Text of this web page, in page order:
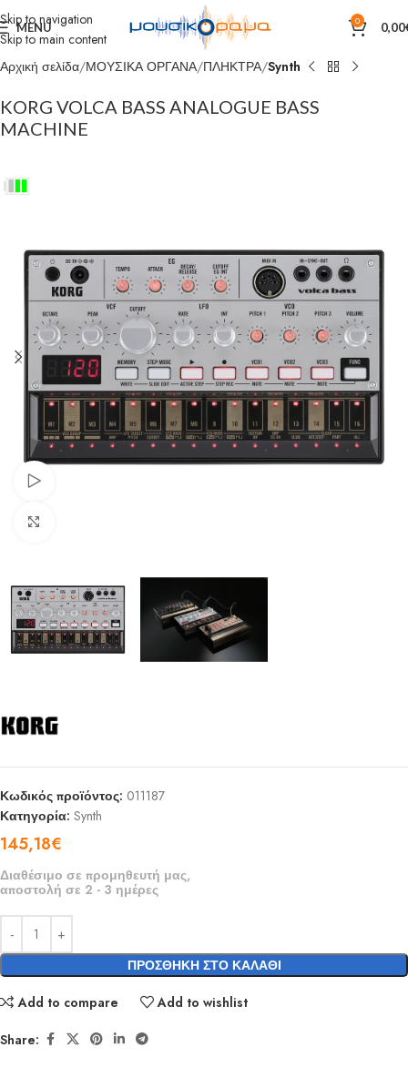
Skip to navigation
Skip to main content
MENU 0 0,00
Αρχική σελίδα ΜΟΥΣΙΚΑ ΟΡΓΑΝΑ ΠΛΗΚΤΡΑ Synth
KORG VOLCA BASS ANALOGUE BASS
MACHINE
Κωδικός προϊόντος: 011187
Κατηγορία: Synth
145,18€
Διαθέσιμο σε προμηθευτή μας,
αποστολή σε 2 - 3 ημέρες
ΠΡΟΣΘΉΚΗ ΣΤΟ ΚΑΛΆΘΙ
Add to compare Add to wishlist
Share: